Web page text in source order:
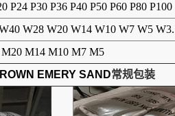
P24 P30 P36 P40 P50 P60 P80
W28 W20 W14 W10 W7 W5
M14 M10 M7 M5
EMERY SAND常规包装